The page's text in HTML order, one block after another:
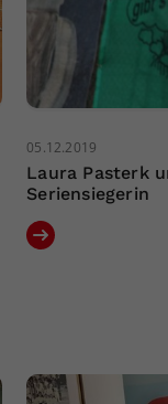
05.12.2019
Laura Pasterk
Seriensiegerin